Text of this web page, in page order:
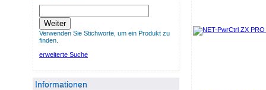
Weiter
Verwenden Sie Stichworte, um ein Produkt zu
finden.
erweiterte Suche
Informationen